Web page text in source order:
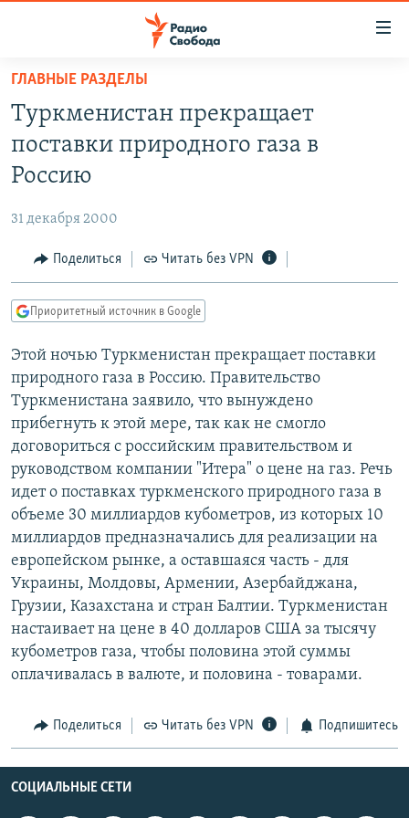
упрощенного
доступа
основному
Вернутся
Вернутся
поиску
ПОДКАСТЫ
АВТОРСКИЕ ПРОЕКТЫ
МНЕНИЯ
КУЛЬТУРА
КАВКАЗ.РЕАЛИИ
СЕВЕР.РЕАЛИИ
СИБИРЬ.РЕАЛИИ
РАСПИСАНИЕ ВЕЩАНИЯ
ПОДПИШИТЕСЬ НА РАССЫЛКУ
СОЦИАЛЬНЫЕ СЕТИ
Все сайты РСЕ/РС
ГЛАВНЫЕ РАЗДЕЛЫ
Туркменистан прекращает
поставки природного газа в
Россию
31 декабря 2000
Поделиться Читать без VPN
Приоритетный источник в Google
Этой ночью Туркменистан прекращает поставки
природного газа в Россию. Правительство
Туркменистана заявило, что вынуждено
прибегнуть к этой мере, так как не смогло
договориться с российским правительством и
руководством компании "Итера" о цене на газ. Речь
идет о поставках туркменского природного газа в
объеме 30 миллиардов кубометров, из которых 10
миллиардов предназначались для реализации на
европейском рынке, а оставшаяся часть - для
Украины, Молдовы, Армении, Азербайджана,
Грузии, Казахстана и стран Балтии. Туркменистан
настаивает на цене в 40 долларов США за тысячу
кубометров газа, чтобы половина этой суммы
оплачивалась в валюте, и половина - товарами.
Поделиться Читать без VPN Подпишитесь
СОЦИАЛЬНЫЕ СЕТИ